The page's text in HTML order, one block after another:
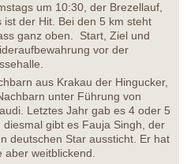
um 10:30, der Brezellauf,
ist der Hit. Bei den 5 km steht
ganz oben. Start, Ziel und
vor der
aus Krakau der Hingucker,
unter Führung von
Letztes Jahr gab es 4 oder 5
gibt es Fauja Singh, der
deutschen Star aussticht. Er hat
aber weitblickend.